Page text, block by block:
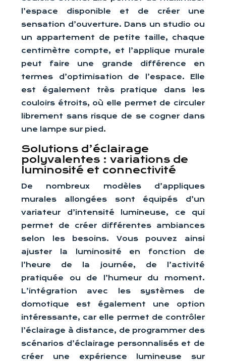
l’espace disponible et de créer une
sensation d’ouverture. Dans un studio ou
un appartement de petite taille, chaque
centimètre compte, et l’applique murale
peut faire une grande différence en
termes d’optimisation de l’espace. Elle
est également très pratique dans les
couloirs étroits, où elle permet de circuler
librement sans risque de se cogner dans
une lampe sur pied.
Solutions d’éclairage
polyvalentes : variations de
luminosité et connectivité
De nombreux modèles d’appliques
murales allongées sont équipés d’un
variateur d’intensité lumineuse, ce qui
permet de créer différentes ambiances
selon les besoins. Vous pouvez ainsi
ajuster la luminosité en fonction de
l’heure de la journée, de l’activité
pratiquée ou de l’humeur du moment.
L’intégration avec les systèmes de
domotique est également une option
intéressante, car elle permet de contrôler
l’éclairage à distance, de programmer des
scénarios d’éclairage personnalisés et de
créer une expérience lumineuse sur